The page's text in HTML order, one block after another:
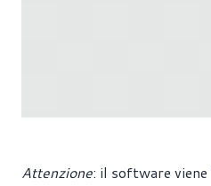
Attenzione: il software